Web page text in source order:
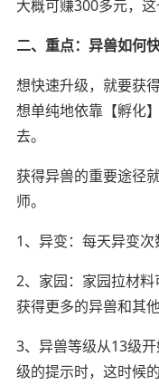
大概可赚300多元，
二、重点：异兽如何
想快速升级，就要获
想单纯地依靠【孵化
去。
获得异兽的重要途径
师。
1、异变：每天异变次
2、家园：家园拉材
获得更多的异兽和其他
3、异兽等级从13级
级的提示时，这时候